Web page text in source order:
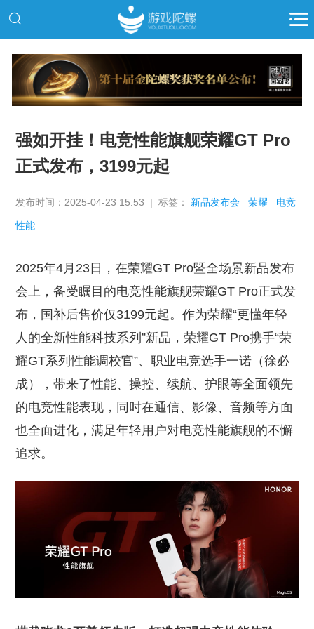
推广
强如开挂！电竞性能旗舰荣耀GT Pro
正式发布，3199元起
发布时间：2025-04-23 15:53 | 标签： 新品发布会 荣耀 电竞
性能
2025年4月23日，在荣耀GT Pro暨全场景新品发布
会上，备受瞩目的电竞性能旗舰荣耀GT Pro正式发
布，国补后售价仅3199元起。作为荣耀“更懂年轻
人的全新性能科技系列”新品，荣耀GT Pro携手“荣
耀GT系列性能调校官”、职业电竞选手一诺（徐必
成），带来了性能、操控、续航、护眼等全面领先
的电竞性能表现，同时在通信、影像、音频等方面
也全面进化，满足年轻用户对电竞性能旗舰的不懈
追求。